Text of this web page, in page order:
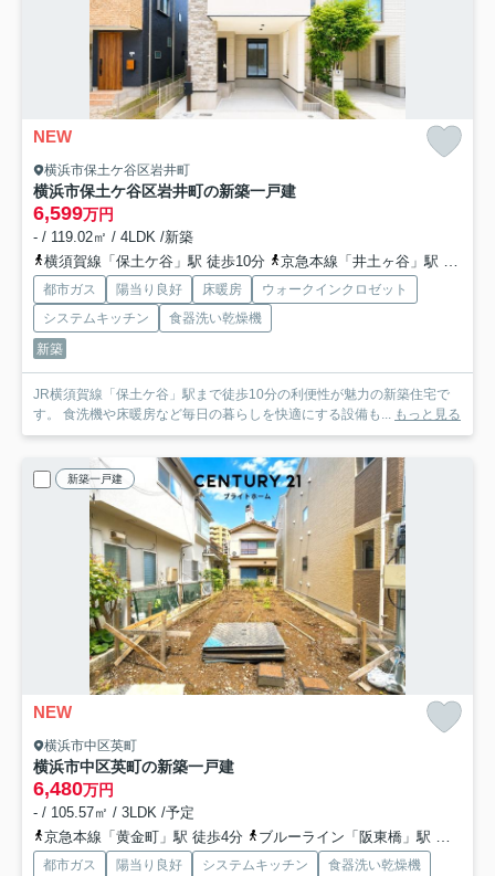
NEW
横浜市保土ケ谷区岩井町
横浜市保土ケ谷区岩井町の新築一戸建
6,599万円
- / 119.02㎡ / 4LDK /新築
横須賀線「保土ケ谷」駅 徒歩10分
京急本線「井土ヶ谷」駅 徒歩14分
都市ガス 陽当り良好 床暖房
ウォークインクロゼット
システムキッチン
食器洗い乾燥機
新築
JR横須賀線「保土ケ谷」駅まで徒歩10分の利便性が魅力の新築住宅で
す。 食洗機や床暖房など毎日の暮らしを快適にする設備も...
もっと見る
新築一戸建
NEW
横浜市中区英町
横浜市中区英町の新築一戸建
6,480万円
- / 105.57㎡ / 3LDK /予定
京急本線「黄金町」駅 徒歩4分
ブルーライン「阪東橋」駅 徒歩7分
都市ガス 陽当り良好 システムキッチン 食器洗い乾燥機